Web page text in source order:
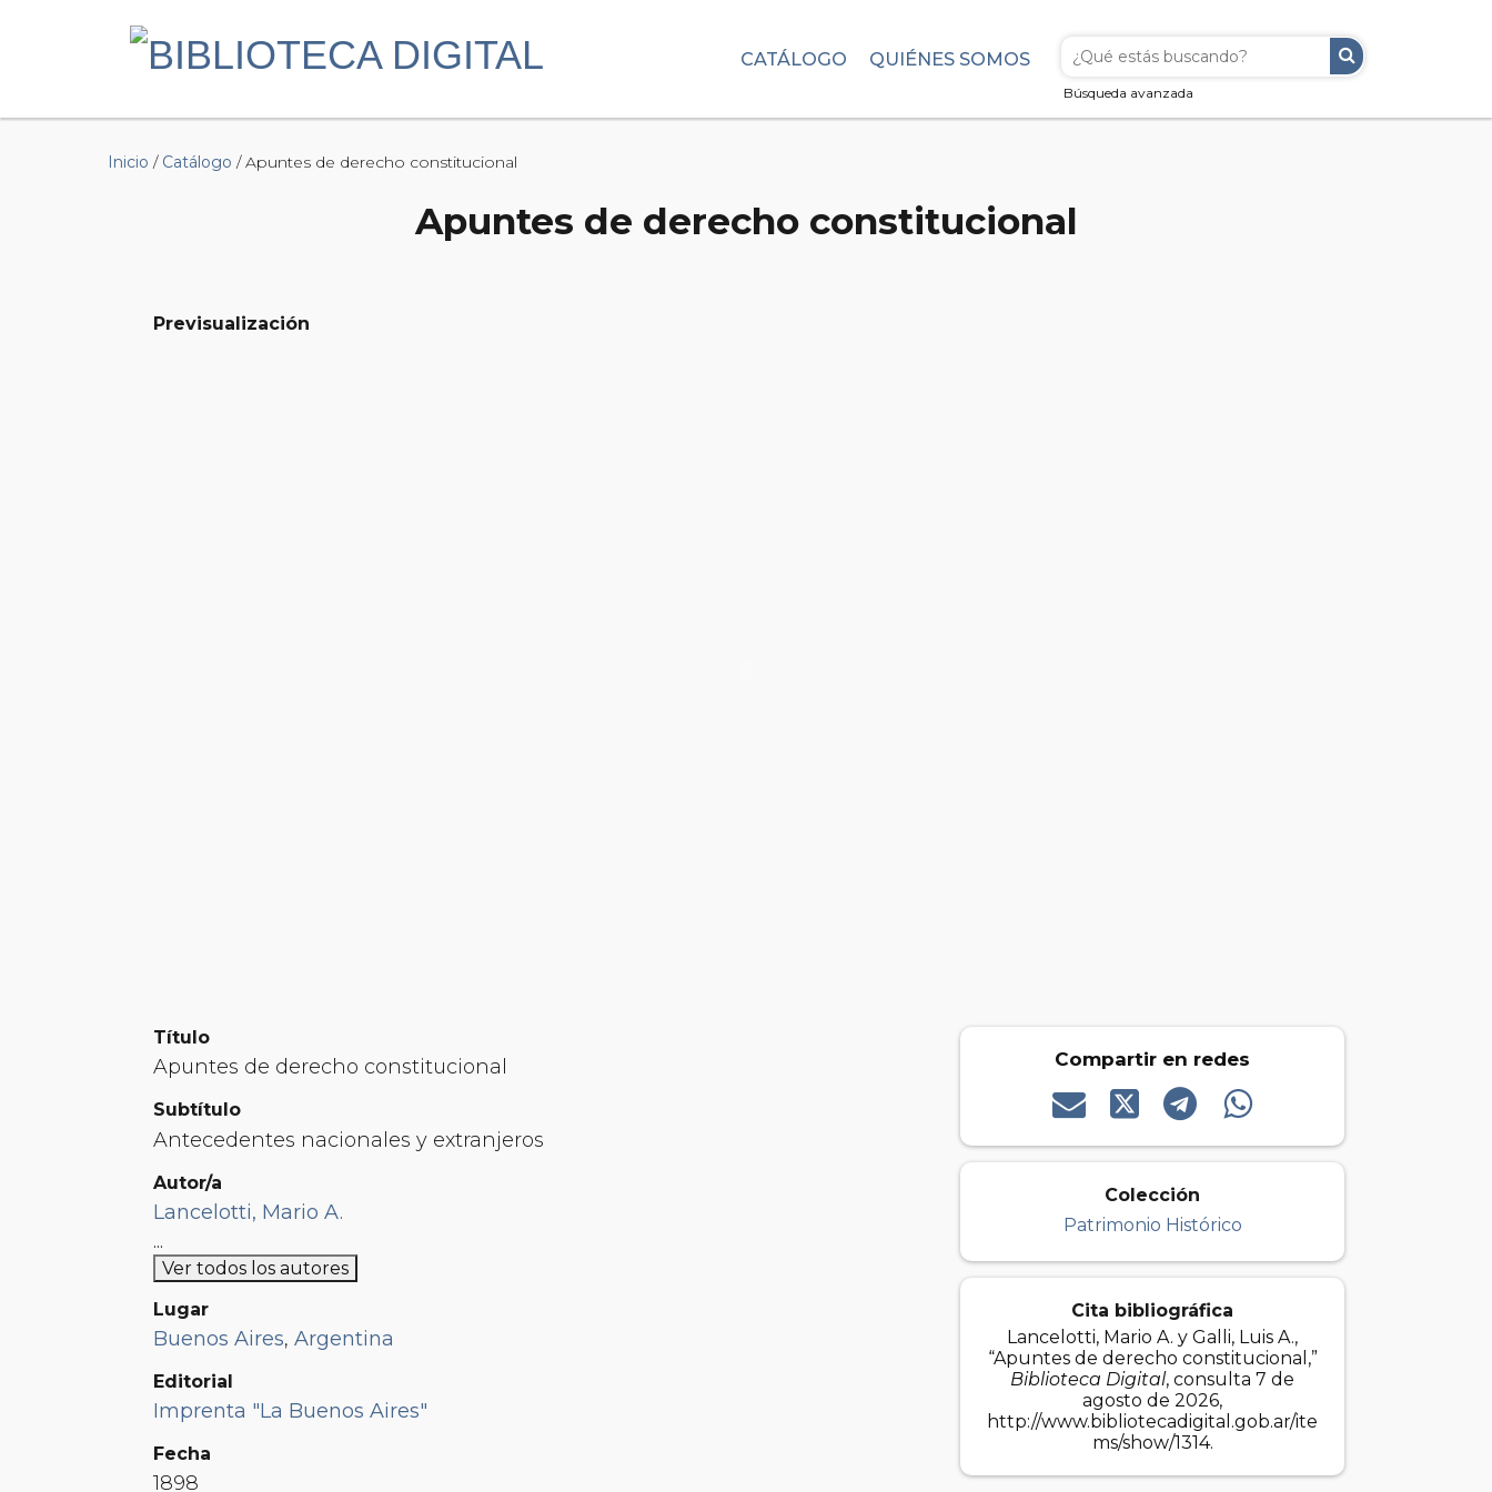
Búsqueda avanzada
CATÁLOGO QUIÉNES SOMOS
Inicio / Catálogo / Apuntes de derecho constitucional
Apuntes de derecho constitucional
Previsualización
Título
Apuntes de derecho constitucional
Subtítulo
Antecedentes nacionales y extranjeros
Autor/a
Lancelotti, Mario A.
Galli, Luis A.
...
Ver todos los autores
Lugar
Buenos Aires, Argentina
Editorial
Imprenta "La Buenos Aires"
Fecha
1898
Compartir en redes
Colección
Patrimonio Histórico
Cita bibliográfica
Lancelotti, Mario A. y Galli, Luis A.,
“Apuntes de derecho constitucional,”
Biblioteca Digital, consulta 7 de
agosto de 2026,
http://www.bibliotecadigital.gob.ar/ite
ms/show/1314.